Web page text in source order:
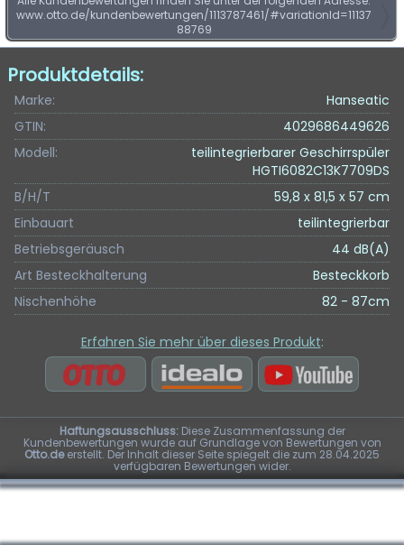
www.otto.de/kundenbewertungen/1113787461/#variationId=11137
88769
Produktdetails:
Marke:
Hanseatic
GTIN:
4029686449626
Modell:
teilintegrierbarer Geschirrspüler
HGTI6082C13K7709DS
B/H/T
59,8 x 81,5 x 57 cm
Einbauart
teilintegrierbar
Betriebsgeräusch
44 dB(A)
Art Besteckhalterung
Besteckkorb
Nischenhöhe
82 - 87cm
Erfahren Sie mehr über dieses Produkt:
Haftungsausschluss:Diese Zusammenfassung der
Kundenbewertungen wurde auf Grundlage von Bewertungen von
Otto.deerstellt. Der Inhalt dieser Seite spiegelt die zum 28.04.2025
verfügbaren Bewertungen wider.